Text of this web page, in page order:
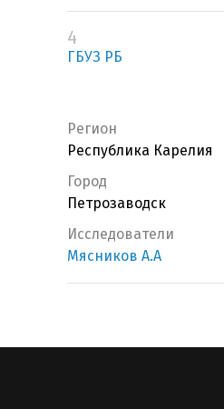
4
ГБУЗ РБ
Регион
Республика Карелия
Город
Петрозаводск
Исследователи
Мясников А.А